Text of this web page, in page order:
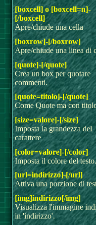
[boxcell] o [boxcell=n]-
[/boxcell]
Apre/chiude una cella
[boxrow]-[/boxrow]
Apre/chiude una linea di
[quote]-[/quote]
Crea un box per quotare
commenti.
[quote=titolo]-[/quote]
Come Quote ma con
[size=valore]-[/size]
Imposta la grandezza del
carattere
[color=valore]-[/color]
Imposta il colore del testo.
[url=indirizzo]-[/url]
Attiva una porzione di
[img]indirizzo[/img]
Visualizza l'immagine
in 'indirizzo'.